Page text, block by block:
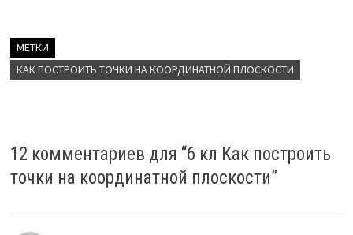
МЕТКИ
КАК ПОСТРОИТЬ ТОЧКИ НА КООРДИНАТНОЙ ПЛОСКОСТИ
12 комментариев для “6 кл Как построить
точки на координатной плоскости”